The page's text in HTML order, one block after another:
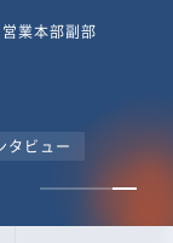
事業部
Jooto